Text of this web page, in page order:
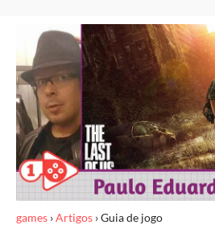
games ›Artigos ›Guia de jogo